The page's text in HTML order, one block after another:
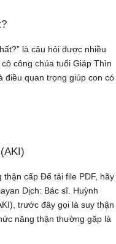
là câu hỏi được nhiều
công chúa tuổi Giáp Thìn
điều quan trọng giúp con có
cấp Để tải file PDF, hãy
Dịch: Bác sĩ. Huỳnh
trước đây gọi là suy thận
năng thận thường gặp là